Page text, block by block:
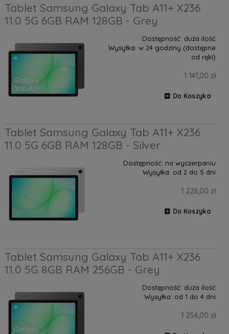
Tablet Samsung Galaxy Tab A11+ X236
11.0 5G 6GB RAM 128GB - Grey
Dostępność: duża ilość
Wysyłka: w 24 godziny (dostępne
od ręki)
1 141,00 zł
Do Koszyka
Tablet Samsung Galaxy Tab A11+ X236
11.0 5G 6GB RAM 128GB - Silver
Dostępność: na wyczerpaniu
Wysyłka: od 2 do 5 dni
1 228,00 zł
Do Koszyka
Tablet Samsung Galaxy Tab A11+ X236
11.0 5G 8GB RAM 256GB - Grey
Dostępność: duża ilość
Wysyłka: od 1 do 4 dni
1 254,00 zł